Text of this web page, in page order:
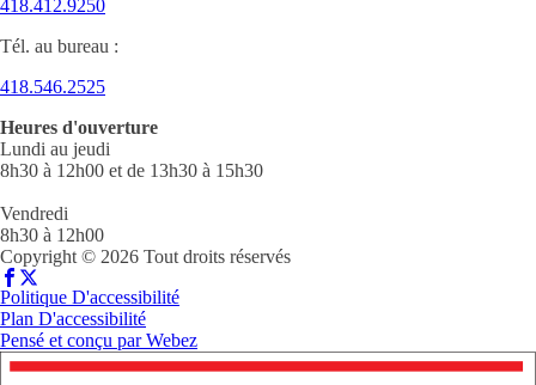
418.412.9250
Tél. au bureau :
418.546.2525
Heures d'ouverture
Lundi au jeudi
8h30 à 12h00 et de 13h30 à 15h30
Vendredi
8h30 à 12h00
Copyright © 2026 Tout droits réservés
Politique D'accessibilité
Plan D'accessibilité
Pensé et conçu parWebez